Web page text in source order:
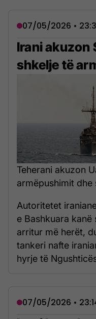
07/05/2026 •
Irani akuzon
shkelje të
Teherani akuzon
armëpushimit dhe
Autoritetet
e Bashkuara
arritur më herët,
tankeri nafte
hyrje të
07/05/2026 •